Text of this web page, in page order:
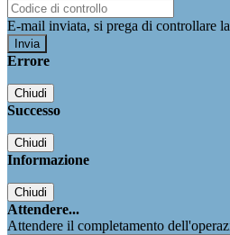
E-mail inviata, si prega di controllare
Errore
Chiudi
Successo
Chiudi
Informazione
Chiudi
Attendere...
Attendere il completamento